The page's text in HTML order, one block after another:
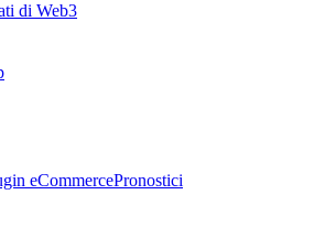
di Web3
eCommercePronostici